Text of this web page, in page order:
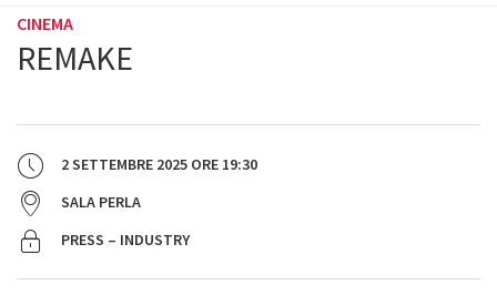
CINEMA
REMAKE
2 SETTEMBRE 2025 ORE 19:30
SALA PERLA
PRESS – INDUSTRY